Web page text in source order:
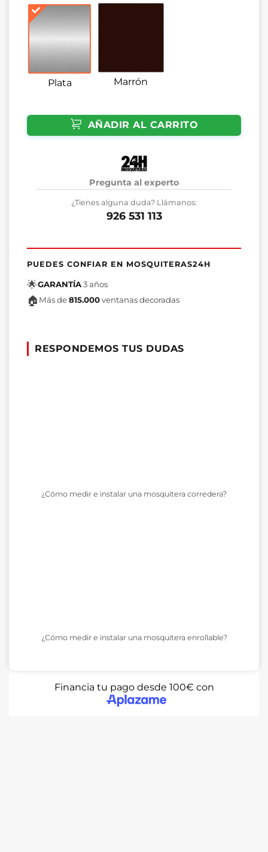
Plata Marrón
AÑADIR AL CARRITO
Pregunta al experto
¿Tienes alguna duda? Llámanos:
926 531 113
PUEDES CONFIAR EN MOSQUITERAS24H
🌟GARANTÍA3 años
🏠 Más de815.000ventanas decoradas
RESPONDEMOS TUS DUDAS
¿Cómo medir e instalar una mosquitera corredera?
¿Cómo medir e instalar una mosquitera enrollable?
Financia tu pago desde 100€ con